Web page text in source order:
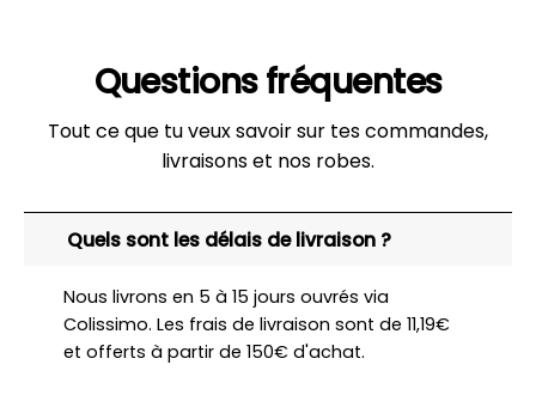
Questions fréquentes
Tout ce que tu veux savoir sur tes commandes,
livraisons et nos robes.
Quels sont les délais de livraison ?
Nous livrons en 5 à 15 jours ouvrés via
Colissimo. Les frais de livraison sont de 11,19€
et offerts à partir de 150€ d'achat.